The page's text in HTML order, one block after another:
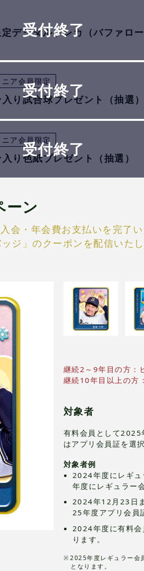
デジタルトレカ（バファロ
ア会員限定
り試合球プレゼント（抽選）
ア会員限定
り色紙プレゼント（抽選）
ーン
会・年会費お支払いを完了
ジ」のクーポンを配信いたし
継続2～9年目の方：
継続10年目以上の方
対象者
有料会員として
はアプリ会員証を選
対象者例
2024年度にレギ
年度にレギュラー
2024年12月23日
25年度アプリ会員
2024年度に有料会
ります。
2025年度レギュラー会
となります。